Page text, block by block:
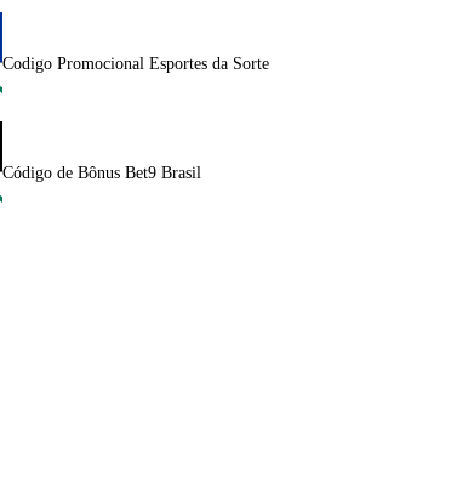
Codigo Promocional Esportes da Sorte
Código de Bônus Bet9 Brasil